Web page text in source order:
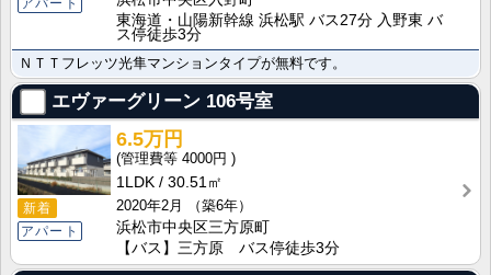
東海道・山陽新幹線 浜松駅 バス27分 入野東 バ
ス停徒歩3分
ＮＴＴフレッツ光隼マンションタイプが無料です。
エヴァーグリーン 106号室
新着
アパート
6.5万円
4000円
1LDK
30.51㎡
2020年2月
（築6年）
浜松市中央区三方原町
【バス】三方原 バス停徒歩3分